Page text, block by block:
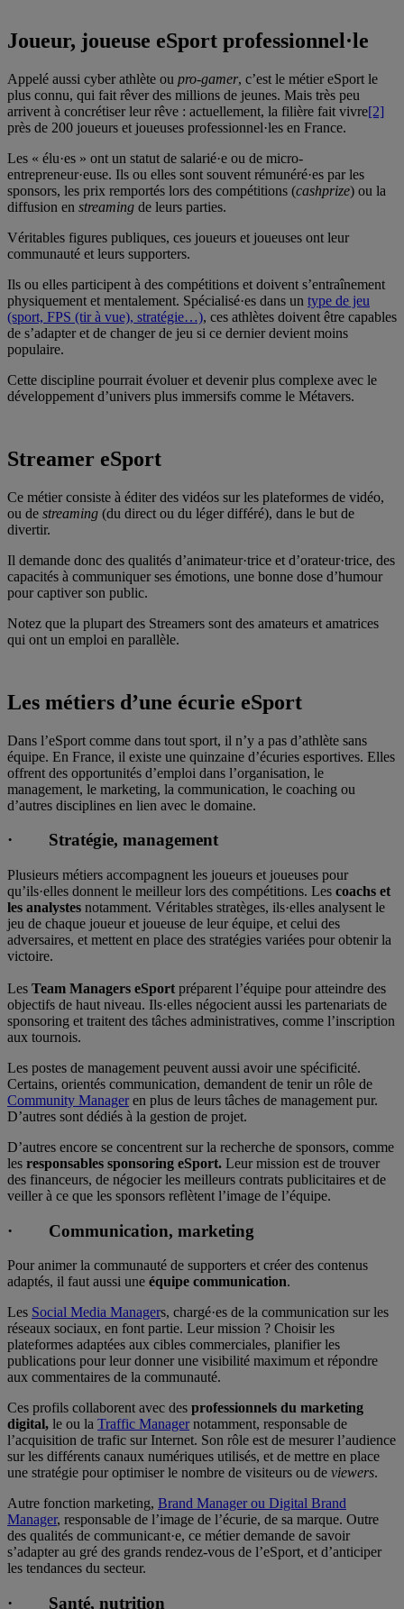
Joueur, joueuse eSport professionnel·le
Appelé aussi cyber athlète ou pro-gamer, c’est le métier eSport le
plus connu, qui fait rêver des millions de jeunes. Mais très peu
arrivent à concrétiser leur rêve : actuellement, la filière fait vivre[2]
près de 200 joueurs et joueuses professionnel·les en France.
Les « élu·es » ont un statut de salarié·e ou de micro-
entrepreneur·euse. Ils ou elles sont souvent rémunéré·es par les
sponsors, les prix remportés lors des compétitions (cashprize) ou la
diffusion en streaming de leurs parties.
Véritables figures publiques, ces joueurs et joueuses ont leur
communauté et leurs supporters.
Ils ou elles participent à des compétitions et doivent s’entraînement
physiquement et mentalement. Spécialisé·es dans un type de jeu
(sport, FPS (tir à vue), stratégie…), ces athlètes doivent être capables
de s’adapter et de changer de jeu si ce dernier devient moins
populaire.
Cette discipline pourrait évoluer et devenir plus complexe avec le
développement d’univers plus immersifs comme le Métavers.
Streamer eSport
Ce métier consiste à éditer des vidéos sur les plateformes de vidéo,
ou de streaming (du direct ou du léger différé), dans le but de
divertir.
Il demande donc des qualités d’animateur·trice et d’orateur·trice, des
capacités à communiquer ses émotions, une bonne dose d’humour
pour captiver son public.
Notez que la plupart des Streamers sont des amateurs et amatrices
qui ont un emploi en parallèle.
Les métiers d’une écurie eSport
Dans l’eSport comme dans tout sport, il n’y a pas d’athlète sans
équipe. En France, il existe une quinzaine d’écuries esportives. Elles
offrent des opportunités d’emploi dans l’organisation, le
management, le marketing, la communication, le coaching ou
d’autres disciplines en lien avec le domaine.
· Stratégie, management
Plusieurs métiers accompagnent les joueurs et joueuses pour
qu’ils·elles donnent le meilleur lors des compétitions. Les coachs et
les analystes notamment. Véritables stratèges, ils·elles analysent le
jeu de chaque joueur et joueuse de leur équipe, et celui des
adversaires, et mettent en place des stratégies variées pour obtenir la
victoire.
Les Team Managers eSport préparent l’équipe pour atteindre des
objectifs de haut niveau. Ils·elles négocient aussi les partenariats de
sponsoring et traitent des tâches administratives, comme l’inscription
aux tournois.
Les postes de management peuvent aussi avoir une spécificité.
Certains, orientés communication, demandent de tenir un rôle de
Community Manageren plus de leurs tâches de management pur.
D’autres sont dédiés à la gestion de projet.
D’autres encore se concentrent sur la recherche de sponsors, comme
les responsables sponsoring eSport. Leur mission est de trouver
des financeurs, de négocier les meilleurs contrats publicitaires et de
veiller à ce que les sponsors reflètent l’image de l’équipe.
· Communication, marketing
Pour animer la communauté de supporters et créer des contenus
adaptés, il faut aussi une équipe communication.
Les Social Media Managers, chargé·es de la communication sur les
réseaux sociaux, en font partie. Leur mission ? Choisir les
plateformes adaptées aux cibles commerciales, planifier les
publications pour leur donner une visibilité maximum et répondre
aux commentaires de la communauté.
Ces profils collaborent avec des professionnels du marketing
digital, le ou la Traffic Managernotamment, responsable de
l’acquisition de trafic sur Internet. Son rôle est de mesurer l’audience
sur les différents canaux numériques utilisés, et de mettre en place
une stratégie pour optimiser le nombre de visiteurs ou de viewers.
Autre fonction marketing, Brand Manager ou Digital Brand
Manager, responsable de l’image de l’écurie, de sa marque. Outre
des qualités de communicant·e, ce métier demande de savoir
s’adapter au gré des grands rendez-vous de l’eSport, et d’anticiper
les tendances du secteur.
· Santé, nutrition